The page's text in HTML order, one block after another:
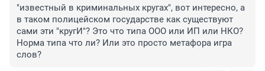
"известный в криминальных кругах", вот интересно, а
в таком полицейском государстве как существуют
сами эти "кругИ"? Это что типа ООО или ИП или НКО?
Норма типа что ли? Или это просто метафора игра
слов?